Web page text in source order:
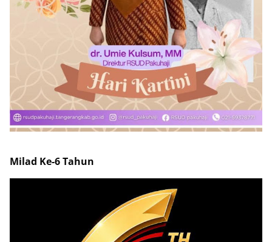
Milad Ke-6 Tahun